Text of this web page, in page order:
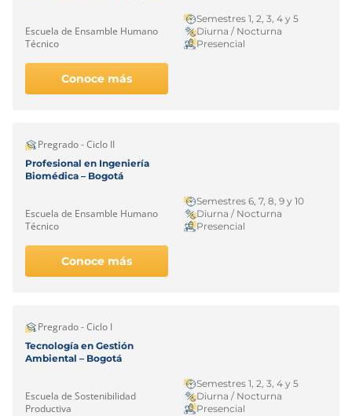
Escuela de Ensamble Humano
Técnico
Semestres 1, 2, 3, 4 y 5
Diurna / Nocturna
Presencial
Conoce más
Pregrado - Ciclo II
Profesional en Ingeniería
Biomédica – Bogotá
Escuela de Ensamble Humano
Técnico
Semestres 6, 7, 8, 9 y 10
Diurna / Nocturna
Presencial
Conoce más
Pregrado - Ciclo I
Tecnología en Gestión
Ambiental – Bogotá
Escuela de Sostenibilidad
Productiva
Semestres 1, 2, 3, 4 y 5
Diurna / Nocturna
Presencial